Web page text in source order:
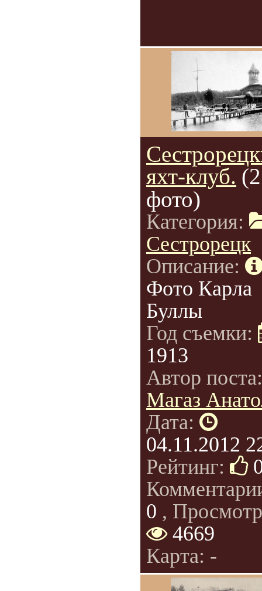
яхт-клуб. (2
фото)
Категория:
Сестрорецк
Описание:
Фото Карла
Буллы
Год съемки:
1913
Автор
Магаз
Дата:
04.11.2012
Рейтинг:
0 ,
4669
Карта: -